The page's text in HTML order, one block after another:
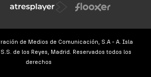
de Medios de Comunicación, S.A - A. Isla
de los Reyes, Madrid. Reservados todos los
derechos